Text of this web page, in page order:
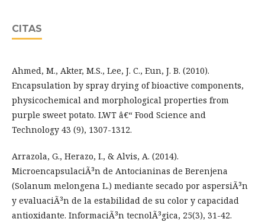
CITAS
Ahmed, M., Akter, M.S., Lee, J. C., Eun, J. B. (2010).
Encapsulation by spray drying of bioactive components,
physicochemical and morphological properties from
purple sweet potato. LWT â€“ Food Science and
Technology 43 (9), 1307-1312.
Arrazola, G., Herazo, I., & Alvis, A. (2014).
MicroencapsulaciÃ³n de Antocianinas de Berenjena
(Solanum melongena L.) mediante secado por aspersiÃ³n
y evaluaciÃ³n de la estabilidad de su color y capacidad
antioxidante. InformaciÃ³n tecnolÃ³gica, 25(3), 31-42.